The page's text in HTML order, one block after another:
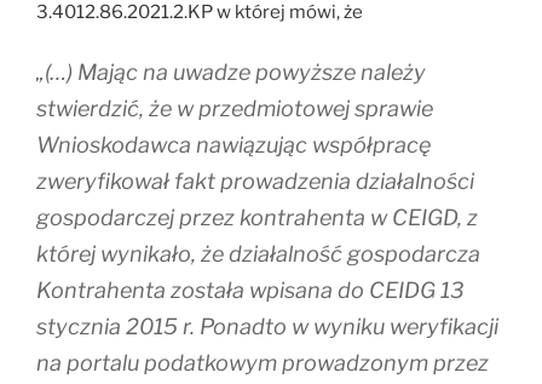
3.4012.86.2021.2.KP w której mówi, że
„(…) Mając na uwadze powyższe należy
stwierdzić, że w przedmiotowej sprawie
Wnioskodawca nawiązując współpracę
zweryfikował fakt prowadzenia działalności
gospodarczej przez kontrahenta w CEIGD, z
której wynikało, że działalność gospodarcza
Kontrahenta została wpisana do CEIDG 13
stycznia 2015 r. Ponadto w wyniku weryfikacji
na portalu podatkowym prowadzonym przez